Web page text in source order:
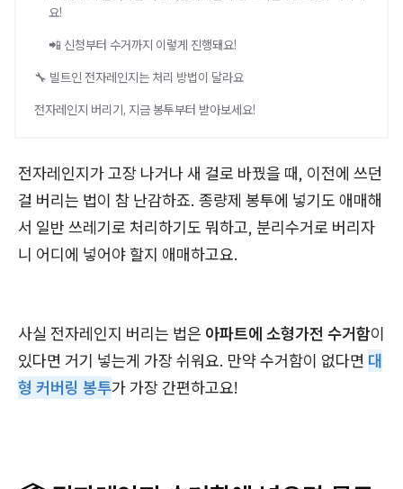
요!
📲 신청부터 수거까지 이렇게 진행돼요!
🔧 빌트인 전자레인지는 처리 방법이 달라요
전자레인지 버리기, 지금 봉투부터 받아보세요!
전자레인지가 고장 나거나 새 걸로 바꿨을 때, 이전에 쓰던
걸 버리는 법이 참 난감하죠. 종량제 봉투에 넣기도 애매해
서 일반 쓰레기로 처리하기도 뭐하고, 분리수거로 버리자
니 어디에 넣어야 할지 애매하고요.
사실 전자레인지 버리는 법은 아파트에 소형가전 수거함이
있다면 거기 넣는게 가장 쉬워요. 만약 수거함이 없다면 대
형 커버링 봉투가 가장 간편하고요!